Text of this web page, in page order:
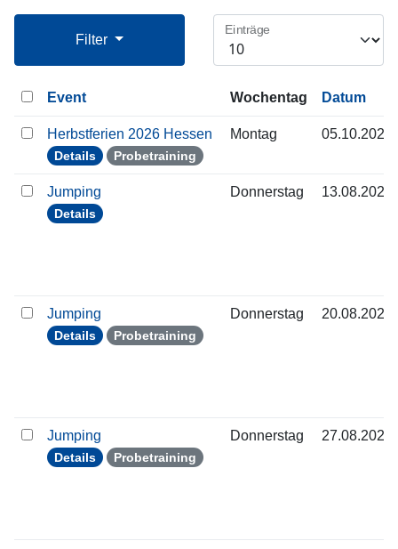
Filter
Einträge
Event Wochentag Datum
Herbstferien 2026 Hessen
Details Probetraining
Montag 05.10.2026
Jumping
Details
Donnerstag 13.08.2026
Jumping
Details Probetraining
Donnerstag 20.08.2026
Jumping
Details Probetraining
Donnerstag 27.08.2026